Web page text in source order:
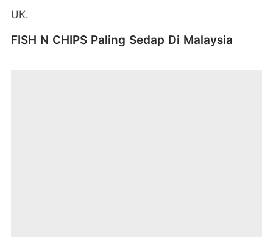
UK.
FISH N CHIPS Paling Sedap Di Malaysia